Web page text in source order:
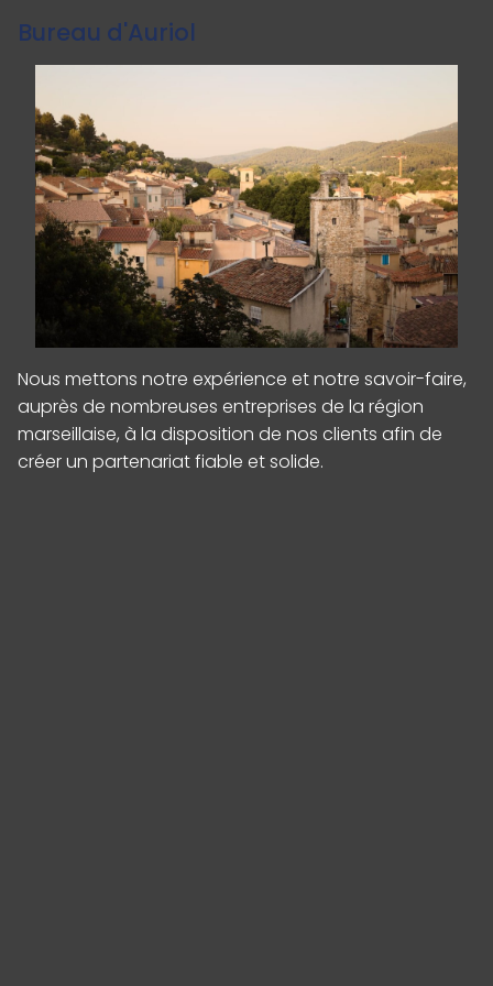
Bureau d'Auriol
Nous mettons notre expérience et notre savoir-faire,
auprès de nombreuses entreprises de la région
marseillaise, à la disposition de nos clients afin de
créer un partenariat fiable et solide.